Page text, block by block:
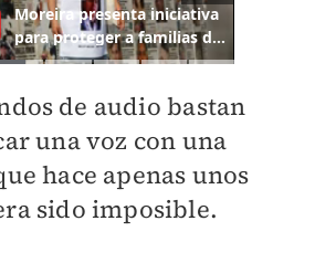
de audio bastan
una voz con una
hace apenas unos
sido imposible.